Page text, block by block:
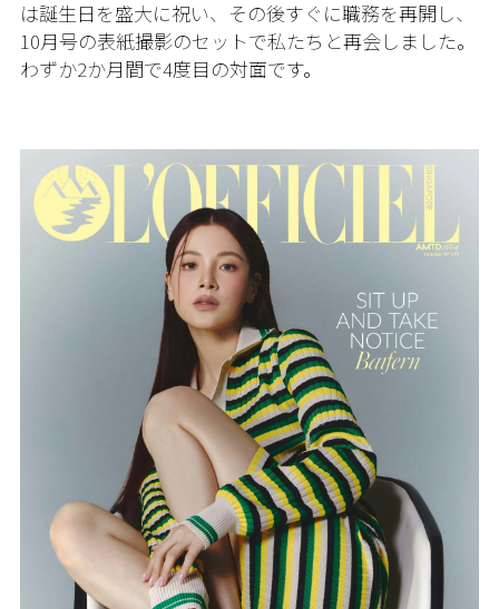
は誕生日を盛大に祝い、その後すぐに職務を再開し、
10月号の表紙撮影のセットで私たちと再会しました。
わずか2か月間で4度目の対面です。